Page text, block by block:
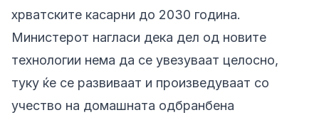
хрватските касарни до 2030 година.
Министерот нагласи дека дел од новите
технологии нема да се увезуваат целосно,
туку ќе се развиваат и произведуваат со
учество на домашната одбранбена